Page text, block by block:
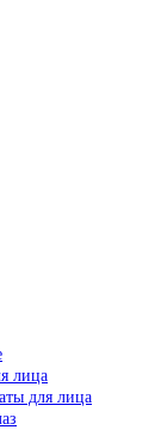
лица
для лица